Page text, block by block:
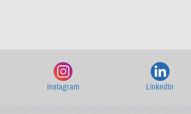
Instagram LinkedIn